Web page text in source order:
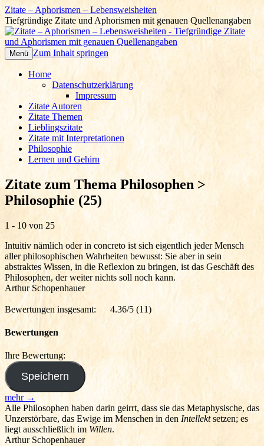
Zitate – Aphorismen – Lebensweisheiten
Tiefgründige Zitate und Aphorismen mit genauen Quellenangaben
Menü Zum Inhalt springen
Home
Datenschutzerklärung
Impressum
Zitate Autoren
Zitate Themen
Lieblingszitate
Zitate mit Interpretationen
Philosophie
Lernen und Gehirn
Zitate zum Thema Philosophen >
Philosophie (25)
1 - 10 von 25
Intuitiv nämlich oder in concreto ist sich eigentlich jeder Mensch
aller philosophischen Wahrheiten bewusst: Sie aber in sein
abstraktes Wissen, in die Reflexion zu bringen, ist das Geschäft des
Philosophen, der weiter nichts soll noch kann.
Arthur Schopenhauer
Bewertungen insgesamt: 4.36/5 (11)
Bewertungen
Ihre Bewertung:
mehr →
Alle Philosophen haben darin geirrt, dass sie das Metaphysische, das
Unzerstörbare, das Ewige im Menschen in den Intellektsetzen; es
liegt ausschließlich im Willen.
Arthur Schopenhauer